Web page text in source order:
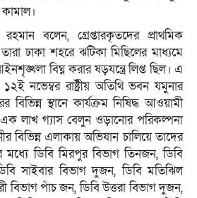
বলেন, গ্রেপ্তারকৃতদের প্রাথমিক
ঢাকা শহরে ঝটিকা মিছিলের মাধ্যমে
বিঘ্ন করার ষড়যন্ত্রে লিপ্ত ছিল। এ
নভেম্বর রাষ্ট্রীয় অতিথি ভবন যমুনার
স্থানে কার্যক্রম নিষিদ্ধ আওয়ামী
এক লাখ গ্যাস বেলুন ওড়ানোর পরিকল্পনা
বিভিন্ন এলাকায় অভিযান চালিয়ে তাদের
মধ্যে ডিবি মিরপুর বিভাগ তিনজন, ডিবি
সাইবার বিভাগ দুজন, ডিবি মতিঝিল
বিভাগ পাঁচ জন, ডিবি উত্তরা বিভাগ দুজন,